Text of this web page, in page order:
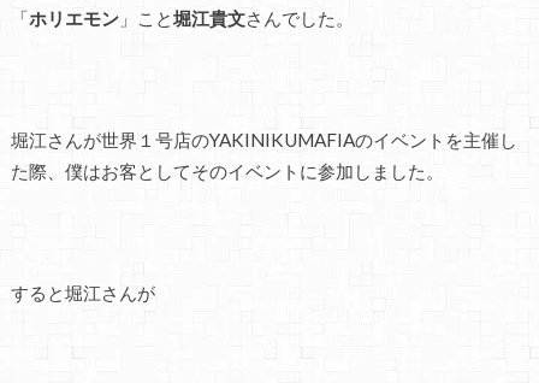
「ホリエモン」こと堀江貴文さんでした。
堀江さんが世界１号店のYAKINIKUMAFIAのイベントを主催し
た際、僕はお客としてそのイベントに参加しました。
すると堀江さんが